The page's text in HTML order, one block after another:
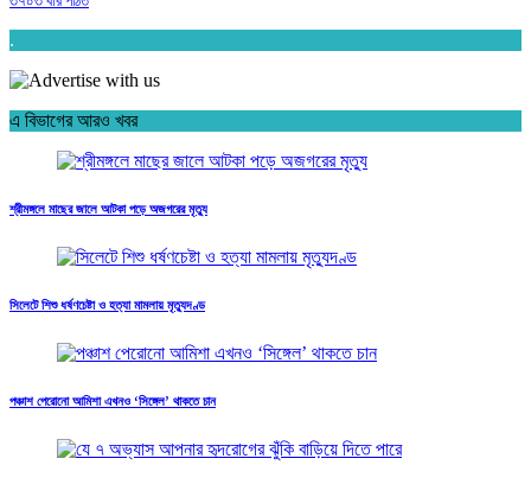
.
এ বিভাগের আরও খবর
শ্রীমঙ্গলে মাছের জালে আটকা পড়ে অজগরের মৃত্যু
সিলেটে শিশু ধর্ষণচেষ্টা ও হত্যা মামলায় মৃত্যুদণ্ড
পঞ্চাশ পেরোনো আমিশা এখনও ‘সিঙ্গেল’ থাকতে চান